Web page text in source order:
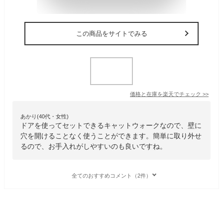
この商品をサイトでみる
価格と在庫を楽天でチェック >>
あかり(40代・女性)
ドアを使ってセットできるキャットウォークなので、壁に
穴を開けることなく使うことができます。簡単に取り外せ
るので、お手入れがしやすいのも良いですね。
全てのおすすめコメント（2件）